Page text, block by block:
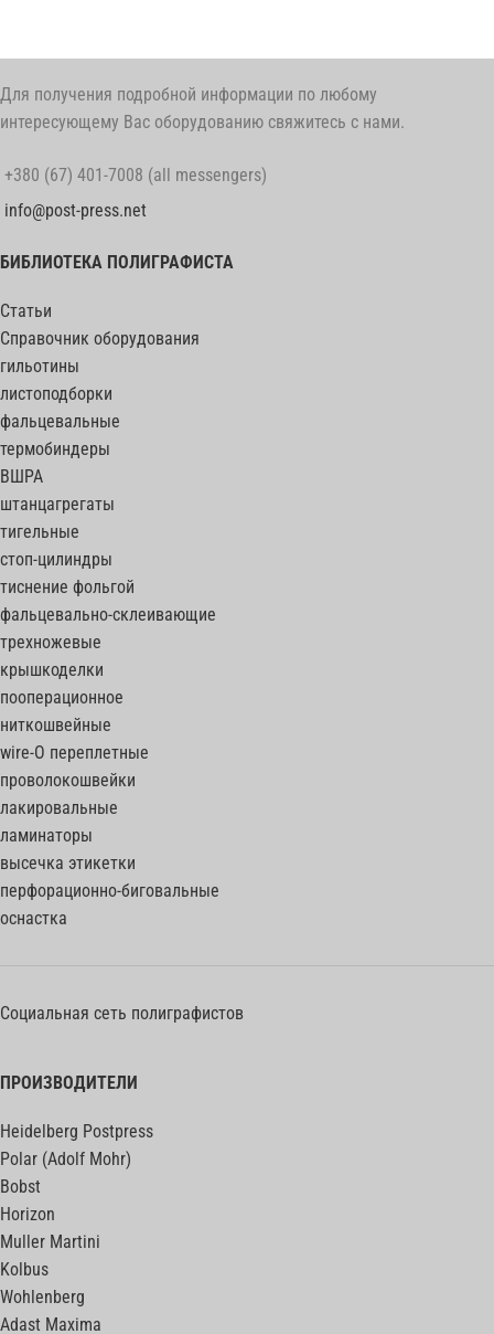
Для получения подробной информации по любому
интересующему Вас оборудованию свяжитесь с нами.
+380 (67) 401-7008 (all messengers)
info@post-press.net
БИБЛИОТЕКА ПОЛИГРАФИСТА
Статьи
Справочник оборудования
гильотины
листоподборки
фальцевальные
термобиндеры
ВШРА
штанцагрегаты
тигельные
стоп-цилиндры
тиснение фольгой
фальцевально-склеивающие
трехножевые
крышкоделки
пооперационное
ниткошвейные
wire-O переплетные
проволокошвейки
лакировальные
ламинаторы
высечка этикетки
перфорационно-биговальные
оснастка
Социальная сеть полиграфистов
ПРОИЗВОДИТЕЛИ
Heidelberg Postpress
Polar (Adolf Mohr)
Bobst
Horizon
Muller Martini
Kolbus
Wohlenberg
Adast Maxima